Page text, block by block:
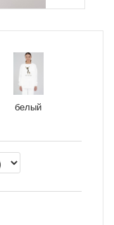
белый